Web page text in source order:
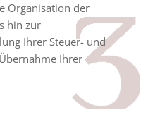
Organisation der
hin zur
Ihrer Steuer- und
Ihrer